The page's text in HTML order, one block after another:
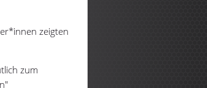
zeigten
zum